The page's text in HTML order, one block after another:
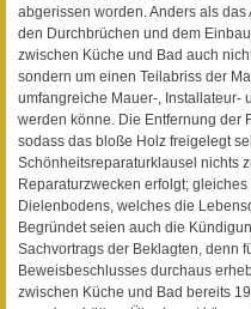
abgerissen worden. Anders als
den Durchbrüchen und dem
zwischen Küche und Bad auch
sondern um einen Teilabriss der
umfangreiche Mauer-, Installateur-
werden könne. Die Entfernung der
sodass das bloße Holz freigelegt
Schönheitsreparaturklausel nichts
Reparaturzwecken erfolgt;
Dielenbodens, welches die
Begründet seien auch die
Sachvortrags der Beklagten, denn
Beweisbeschlusses durchaus
zwischen Küche und Bad bereits